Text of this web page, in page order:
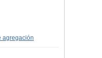
agregación